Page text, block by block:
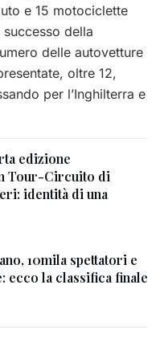
e 15 motociclette
della
delle autovetture
oltre 12,
per l’Inghilterra e
edizione
Tour-Circuito di
identità di una
10mila spettatori e
ecco la classifica finale